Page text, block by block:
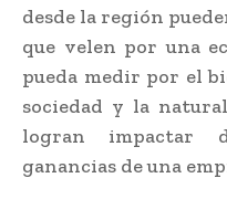
desde la región
que velen por una
pueda medir por el
sociedad y la
logran impactar
ganancias de una